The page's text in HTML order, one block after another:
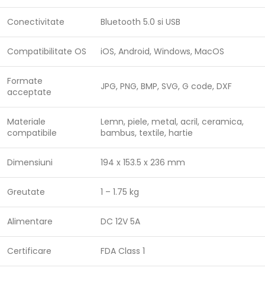
Conectivitate Bluetooth 5.0 si USB
Compatibilitate OS iOS, Android, Windows, MacOS
Formate
acceptate
JPG, PNG, BMP, SVG, G code, DXF
Materiale
compatibile
Lemn, piele, metal, acril, ceramica,
bambus, textile, hartie
Dimensiuni 194 x 153.5 x 236 mm
Greutate 1 – 1.75 kg
Alimentare DC 12V 5A
Certificare FDA Class 1